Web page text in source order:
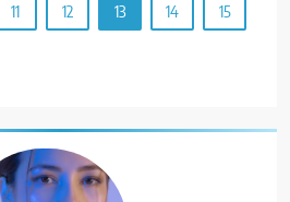
11 12 13 14 15